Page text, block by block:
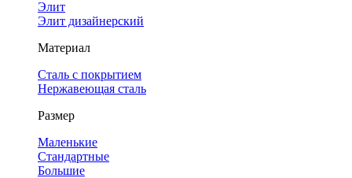
Элит
Элит дизайнерский
Материал
Сталь с покрытием
Нержавеющая сталь
Размер
Маленькие
Стандартные
Большие